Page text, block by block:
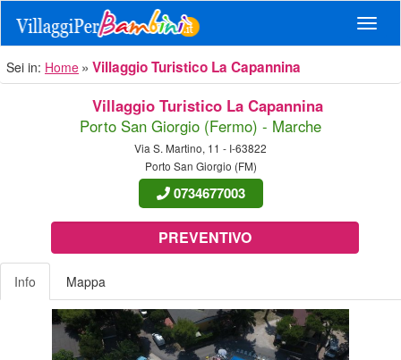
Sei in: Home Villaggio Turistico La Capannina
Villaggio Turistico La Capannina
Porto San Giorgio (Fermo) - Marche
Via S. Martino, 11 - I-63822
Porto San Giorgio (FM)
0734677003
PREVENTIVO
Info Mappa
Previous